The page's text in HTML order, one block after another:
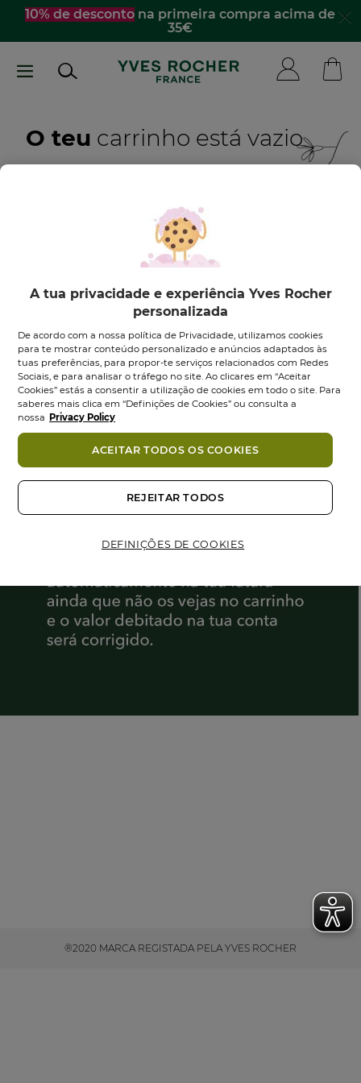
Passar
conteúdo
10% de descontona primeira compra acima de
35€
O teu carrinho está vazio
DESCOBRE OS NOSSOS PRODUTOS
®2020 MARCA REGISTADA PELA YVES ROCHER
A tua privacidade e experiência Yves Rocher
personalizada
De acordo com a nossa política de Privacidade, utilizamos cookies
para te mostrar conteúdo personalizado e anúncios adaptados às
tuas preferências, para propor-te serviços relacionados com Redes
Sociais, e para analisar o tráfego no site. Ao clicares em “Aceitar
Cookies” estás a consentir a utilização de cookies em todo o site. Para
saberes mais clica em “Definições de Cookies” ou consulta a
nossa Privacy Policy
DEFINIÇÕES DE COOKIES
REJEITAR TODOS
ACEITAR TODOS OS COOKIES